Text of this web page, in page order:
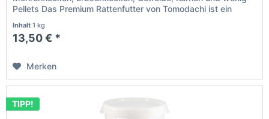
Pellets Das Premium Rattenfutter von Tomodachi ist ein
Inhalt1 kg
13,50 € *
Merken
TIPP!